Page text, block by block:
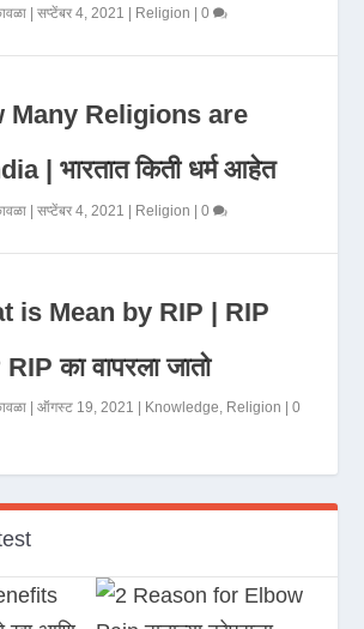
|सप्टेंबर 4, 2021 Religion |0
Many Religions are
| भारतात किती धर्म आहेत
|सप्टेंबर 4, 2021 Religion |0
is Mean by RIP | RIP
का वापरला जातो
|ऑगस्ट 19, 2021 Knowledge, Religion |0